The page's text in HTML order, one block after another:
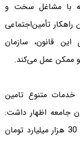
با مشاغل سخت و
راهکار تأمین‌اجتماعی
قانون، سازمان
ممکن عمل می‌کند.
خدمات متنوع تامین
گوناکون جامعه اظهار داشت:
تامین اجتماعی در سال جاری باید بیش از 30 هزار میلیارد تومان